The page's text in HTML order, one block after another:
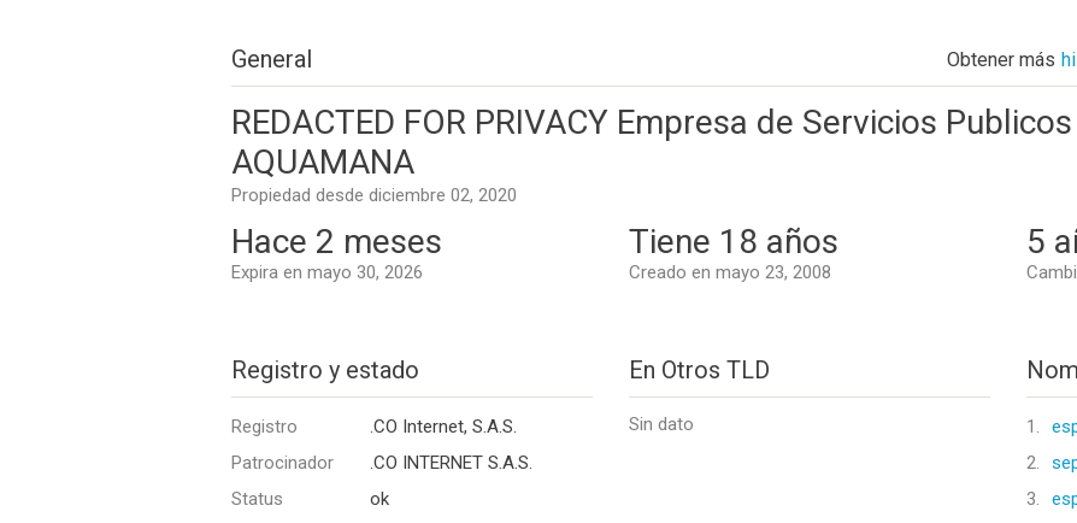
General Obtener más
REDACTED FOR PRIVACY Empresa de Servicios
AQUAMANA
Propiedad desde diciembre 02, 2020
Hace 2 meses
Expira en mayo 30, 2026
Tiene 18 años
Creado en mayo 23, 2008
5
Registro y estado
Registro
.CO Internet, S.A.S.
Patrocinador
.CO INTERNET S.A.S.
Status
ok
En Otros TLD
Sin dato 1.
2.
3.